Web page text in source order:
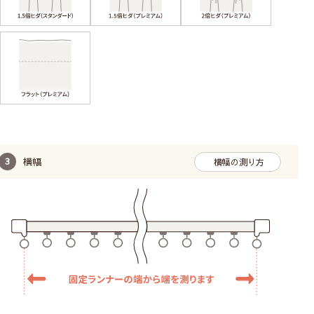
《 カラーバリエーション 》
ホワイト ベージュ ブルー
※モニターの設定や環境により、実際の商品の色と異なって
横幅 横幅の測り方